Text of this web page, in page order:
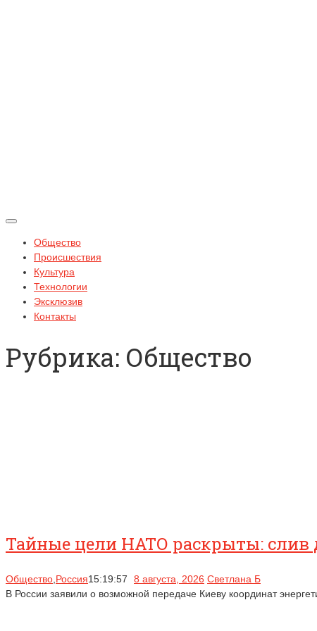
Общество
Происшествия
Культура
Технологии
Эксклюзив
Контакты
Рубрика: Общество
Тайные цели НАТО раскрыты: слив
Общество,Россия15:19:57 8 августа, 2026 Светлана Б
В России заявили о возможной передаче Киеву координат